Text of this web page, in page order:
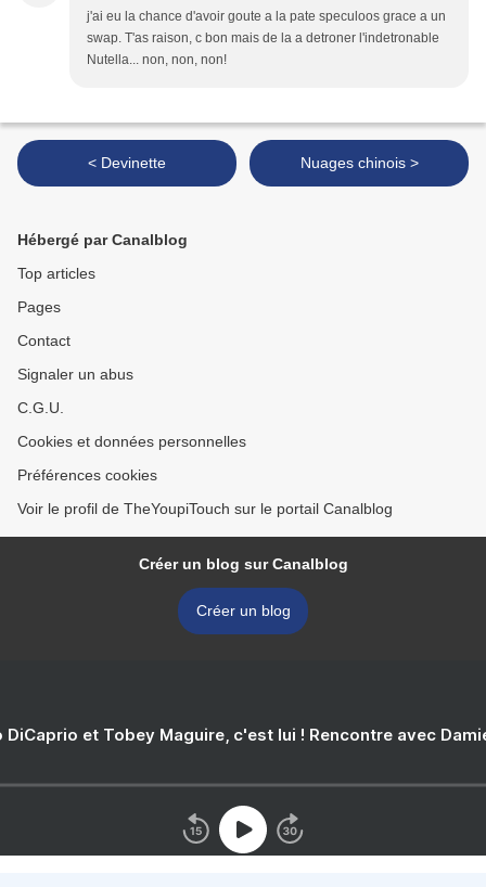
j'ai eu la chance d'avoir goute a la pate speculoos grace a un
swap. T'as raison, c bon mais de la a detroner l'indetronable
Nutella... non, non, non!
< Devinette Nuages chinois >
Hébergé par Canalblog
Top articles
Pages
Contact
Signaler un abus
C.G.U.
Cookies et données personnelles
Préférences cookies
Voir le profil de TheYoupiTouch sur le portail Canalblog
Créer un blog sur Canalblog
Créer un blog
DiCaprio et Tobey Maguire, c'est lui ! Rencontre avec